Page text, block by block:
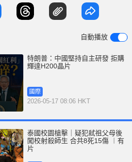
推動對等規模降稅 商務部聲明
前，國務院副總理何立峰與美
自動播放
特朗普：中國堅持自主研發 拒購
輝達H200晶片
國際
2026-05-17 08:06 HKT
泰國校園槍擊｜疑犯弒祖父母後
闖校射殺師生 合共8死15傷 ︱有
片